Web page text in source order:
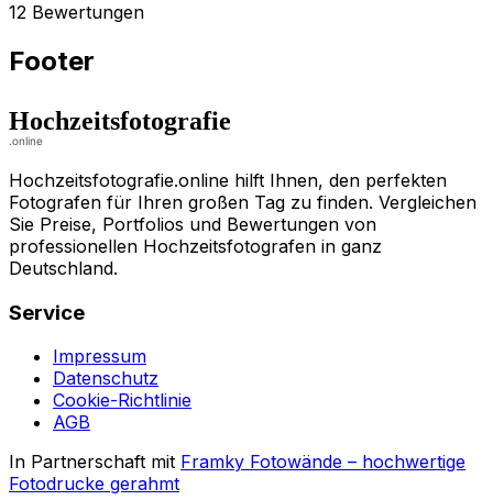
12 Bewertungen
Footer
Hochzeitsfotografie.online hilft Ihnen, den perfekten
Fotografen für Ihren großen Tag zu finden. Vergleichen
Sie Preise, Portfolios und Bewertungen von
professionellen Hochzeitsfotografen in ganz
Deutschland.
Service
Impressum
Datenschutz
Cookie-Richtlinie
AGB
In Partnerschaft mit Framky Fotowände – hochwertige
Fotodrucke gerahmt